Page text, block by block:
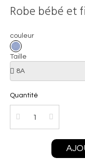
Robe bébé et
couleur
Taille
Quantité